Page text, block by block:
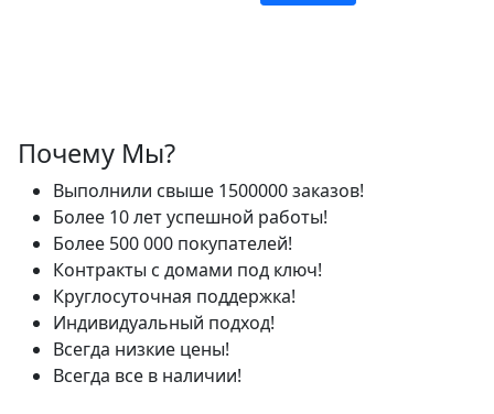
Почему Мы?
Выполнили свыше 1500000 заказов!
Более 10 лет успешной работы!
Более 500 000 покупателей!
Контракты с домами под ключ!
Круглосуточная поддержка!
Индивидуальный подход!
Всегда низкие цены!
Всегда все в наличии!